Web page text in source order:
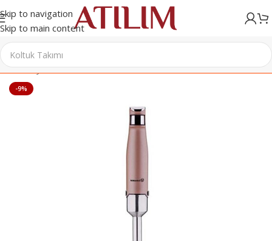
Skip to navigation
Skip to main content
Ana Sayfa/Elektrikli Ev Aletleri/Blender
-9%